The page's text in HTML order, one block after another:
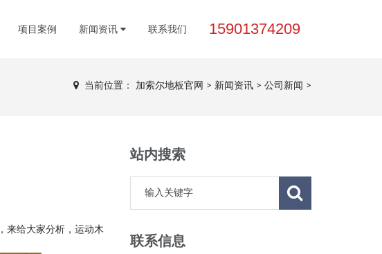
项目案例 新闻资讯 联系我们 15901374209
当前位置： 加索尔地板官网 > 新闻资讯 > 公司新闻 >
来给大家分析，运动木
站内搜索
联系信息